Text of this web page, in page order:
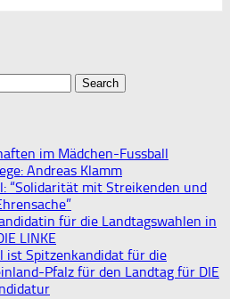
im Mädchen-Fussball
Andreas Klamm
“Solidarität mit Streikenden und
für die Landtagswahlen in
LINKE
ist Spitzenkandidat für die
Pfalz für den Landtag für DIE